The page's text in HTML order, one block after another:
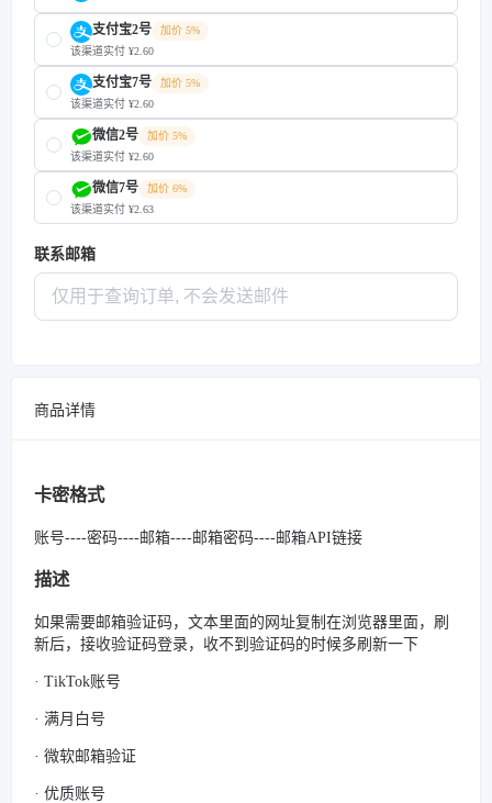
支付宝2号
加价 5%
该渠道实付 ¥2.60
支付宝7号
加价 5%
该渠道实付 ¥2.60
微信2号
加价 5%
该渠道实付 ¥2.60
微信7号
加价 6%
该渠道实付 ¥2.63
联系邮箱
商品详情
卡密格式
账号----密码----邮箱----邮箱密码----邮箱API链接
描述
如果需要邮箱验证码，文本里面的网址复制在浏览器里面，刷
新后，接收验证码登录，收不到验证码的时候多刷新一下
· TikTok账号
· 满月白号
· 微软邮箱验证
· 优质账号